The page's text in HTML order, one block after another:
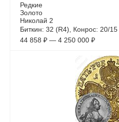
Редкие
Золото
Николай 2
Биткин: 32 (R4), Конрос: 20/15
44 858 ₽ — 4 250 000 ₽